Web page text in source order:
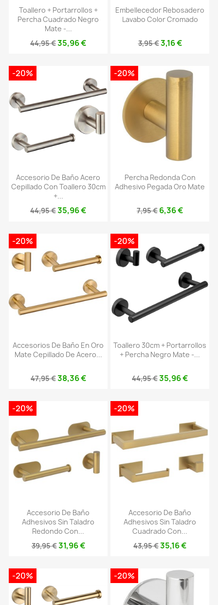
Toallero + Portarrollos +
Percha Cuadrado Negro
Mate -...
44,95 €35,96 €
Embellecedor Rebosadero
Lavabo Color Cromado
3,95 €3,16 €
Accesorio De Baño Acero
Cepillado Con Toallero 30cm
+...
44,95 €35,96 €
-20%
Percha Redonda Con
Adhesivo Pegada Oro Mate
7,95 € 6,36 €
-20%
Accesorios De Baño En Oro
Mate Cepillado De Acero...
47,95 €38,36 €
-20%
Toallero 30cm + Portarrollos
+ Percha Negro Mate -...
44,95 €35,96 €
-20%
Accesorio De Baño
Adhesivos Sin Taladro
Redondo Con...
39,95 €31,96 €
-20%
Accesorio De Baño
Adhesivos Sin Taladro
Cuadrado Con...
43,95 €35,16 €
-20%
-20% -20%